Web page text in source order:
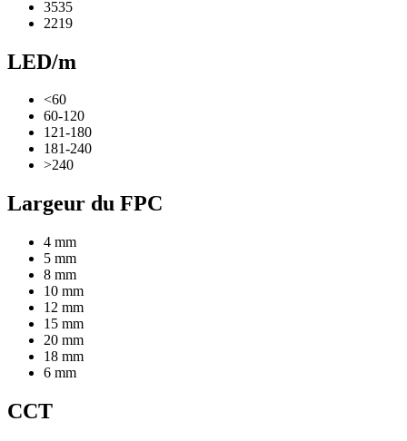
3535
2219
LED/m
<60
60-120
121-180
181-240
>240
Largeur du FPC
4 mm
5 mm
8 mm
10 mm
12 mm
15 mm
20 mm
18 mm
6 mm
CCT